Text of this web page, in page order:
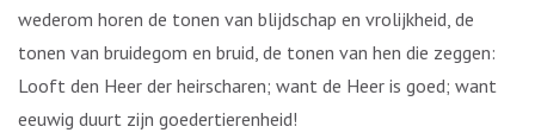
wederom horen de tonen van blijdschap en vrolijkheid, de
tonen van bruidegom en bruid, de tonen van hen die zeggen:
Looft den Heer der heirscharen; want de Heer is goed; want
eeuwig duurt zijn goedertierenheid!